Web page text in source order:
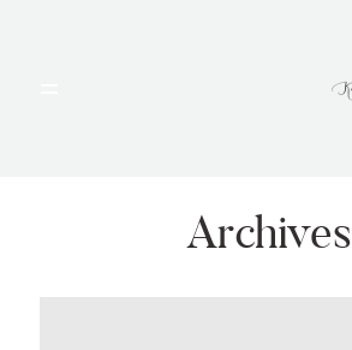
Archives
PORTFOLIO